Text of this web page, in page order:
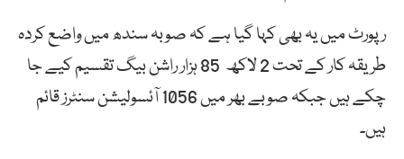
رپورٹ میں یہ بھی کہا گیا ہے کہ صوبہ سندھ میں واضع کردہ
طریقہ کار کے تحت 2 لاکھ 85 ہزار راشن بیگ تقسیم کیے جا
چکے ہیں جبکہ صوبے بھر میں 1056 آئسولیشن سنٹرز قائم
ہیں۔